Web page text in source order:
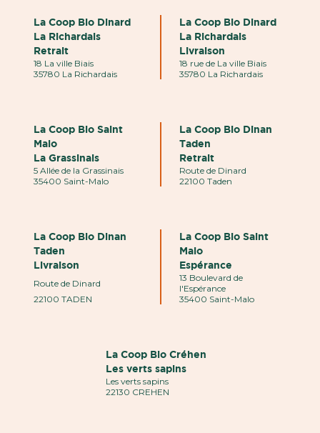
La Coop Bio Dinard
La Richardais
Retrait
18 La ville Biais
35780 La Richardais
La Coop Bio Dinard
La Richardais
Livraison
18 rue de La ville Biais
35780 La Richardais
La Coop Bio Saint
Malo
La Grassinais
5 Allée de la Grassinais
35400 Saint-Malo
La Coop Bio Dinan
Taden
Retrait
Route de Dinard
22100 Taden
La Coop Bio Dinan
Taden
Livraison
Route de Dinard
22100 TADEN
La Coop Bio Saint
Malo
Espérance
13 Boulevard de
l'Espérance
35400 Saint-Malo
La Coop Bio Créhen
Les verts sapins
Les verts sapins
22130 CREHEN